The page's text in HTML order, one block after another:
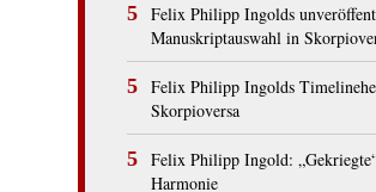
Felix Philipp Ingolds
Manuskriptauswahl in
Felix Philipp Ingolds
Skorpioversa
Felix Philipp Ingold:
Harmonie